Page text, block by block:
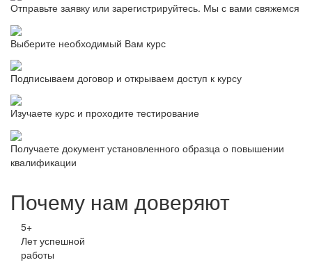
Отправьте заявку или зарегистрируйтесь. Мы с вами свяжемся
Выберите необходимый Вам курс
Подписываем договор и открываем доступ к курсу
Изучаете курс и проходите тестирование
Получаете документ установленного образца о повышении
квалификации
Почему нам доверяют
5+
Лет успешной
работы